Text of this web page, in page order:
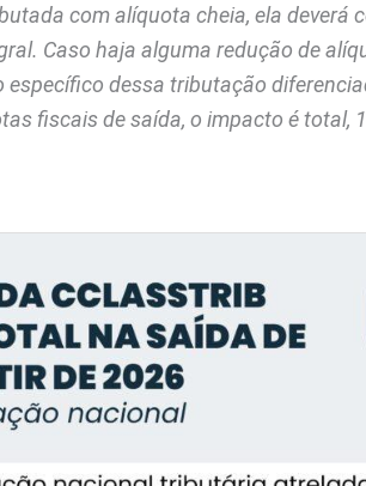
com alíquota cheia, ela deverá
Caso haja alguma redução de
dessa tributação
fiscais de saída, o impacto é total,